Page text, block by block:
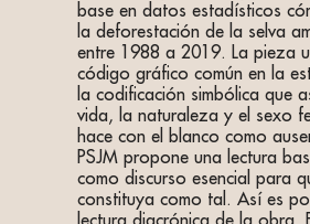
base en datos estadísticos
la deforestación de la selva
entre 1988 a 2019. La pieza
código gráfico común en la
la codificación simbólica que
vida, la naturaleza y el sexo
hace con el blanco como
PSJM propone una lectura
como discurso esencial para
constituya como tal. Así es